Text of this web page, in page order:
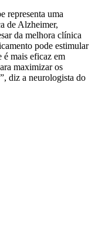
representa uma
de Alzheimer,
da melhora clínica
pode estimular
é mais eficaz em
maximizar os
diz a neurologista do